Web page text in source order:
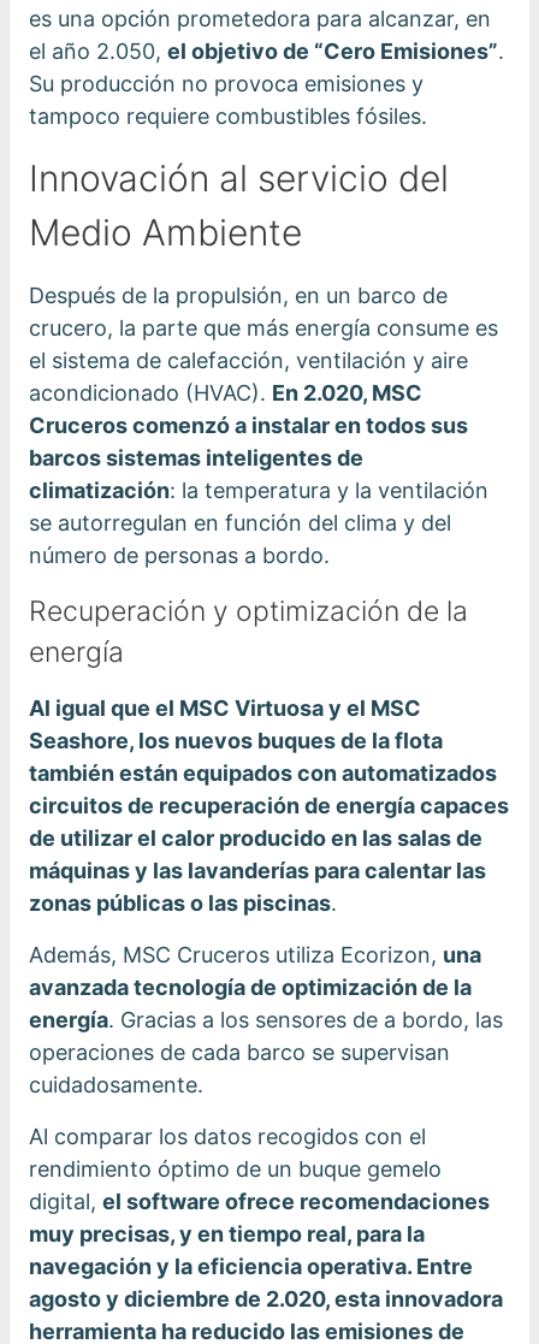
es una opción prometedora para alcanzar, en
el año 2.050, el objetivo de “Cero Emisiones”.
Su producción no provoca emisiones y
tampoco requiere combustibles fósiles.
Innovación al servicio del
Medio Ambiente
Después de la propulsión, en un barco de
crucero, la parte que más energía consume es
el sistema de calefacción, ventilación y aire
acondicionado (HVAC). En 2.020, MSC
Cruceros comenzó a instalar en todos sus
barcos sistemas inteligentes de
climatización: la temperatura y la ventilación
se autorregulan en función del clima y del
número de personas a bordo.
Recuperación y optimización de la
energía
Al igual que el MSC Virtuosa y el MSC
Seashore, los nuevos buques de la flota
también están equipados con automatizados
circuitos de recuperación de energía capaces
de utilizar el calor producido en las salas de
máquinas y las lavanderías para calentar las
zonas públicas o las piscinas.
Además, MSC Cruceros utiliza Ecorizon, una
avanzada tecnología de optimización de la
energía. Gracias a los sensores de a bordo, las
operaciones de cada barco se supervisan
cuidadosamente.
Al comparar los datos recogidos con el
rendimiento óptimo de un buque gemelo
digital, el software ofrece recomendaciones
muy precisas, y en tiempo real, para la
navegación y la eficiencia operativa. Entre
agosto y diciembre de 2.020, esta innovadora
herramienta ha reducido las emisiones de